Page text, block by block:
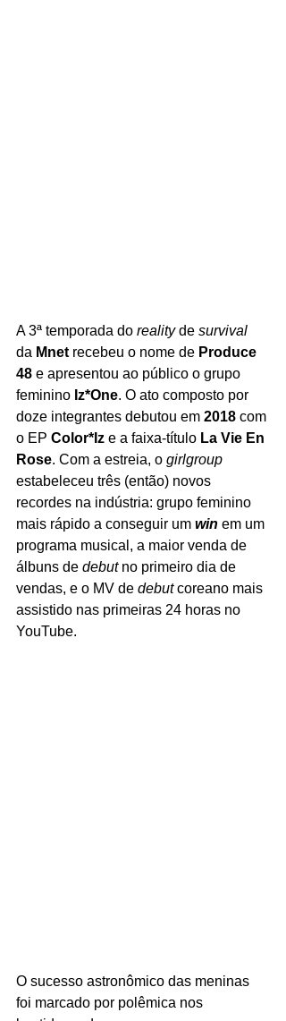
A 3ª temporada do reality de survival
da Mnet recebeu o nome de Produce
48 e apresentou ao público o grupo
feminino Iz*One. O ato composto por
doze integrantes debutou em 2018 com
o EP Color*Iz e a faixa-título La Vie En
Rose. Com a estreia, o girlgroup
estabeleceu três (então) novos
recordes na indústria: grupo feminino
mais rápido a conseguir um win em um
programa musical, a maior venda de
álbuns de debut no primeiro dia de
vendas, e o MV de debut coreano mais
assistido nas primeiras 24 horas no
YouTube.
O sucesso astronômico das meninas
foi marcado por polêmica nos